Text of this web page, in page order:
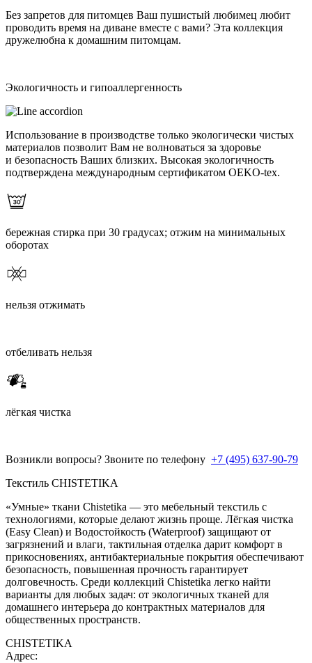
Без запретов для питомцев Ваш пушистый любимец любит
проводить время на диване вместе с вами? Эта коллекция
дружелюбна к домашним питомцам.
Экологичность и гипоаллергенность
Использование в производстве только экологически чистых
материалов позволит Вам не волноваться за здоровье
и безопасность Ваших близких. Высокая экологичность
подтверждена международным сертификатом OEKO-tex.
бережная стирка при 30 градусах; отжим на минимальных
оборотах
нельзя отжимать
отбеливать нельзя
лёгкая чистка
Возникли вопросы? Звоните по телефону +7 (495) 637-90-79
Текстиль CHISTETIKA
«Умные» ткани Chistetika — это мебельный текстиль с
технологиями, которые делают жизнь проще. Лёгкая чистка
(Easy Clean) и Водостойкость (Waterproof) защищают от
загрязнений и влаги, тактильная отделка дарит комфорт в
прикосновениях, антибактериальные покрытия обеспечивают
безопасность, повышенная прочность гарантирует
долговечность. Среди коллекций Chistetika легко найти
варианты для любых задач: от экологичных тканей для
домашнего интерьера до контрактных материалов для
общественных пространств.
CHISTETIKA
Адрес: